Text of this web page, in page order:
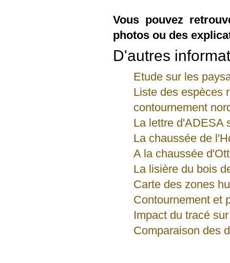
Vous pouvez
photos ou des
D'autres
Etude sur les
Liste des espèces
contournement
La lettre d'ADESA
La chaussée de
A la chaussée
La lisière du bois
Carte des zones
Contournement et
Impact du tracé
Comparaison des